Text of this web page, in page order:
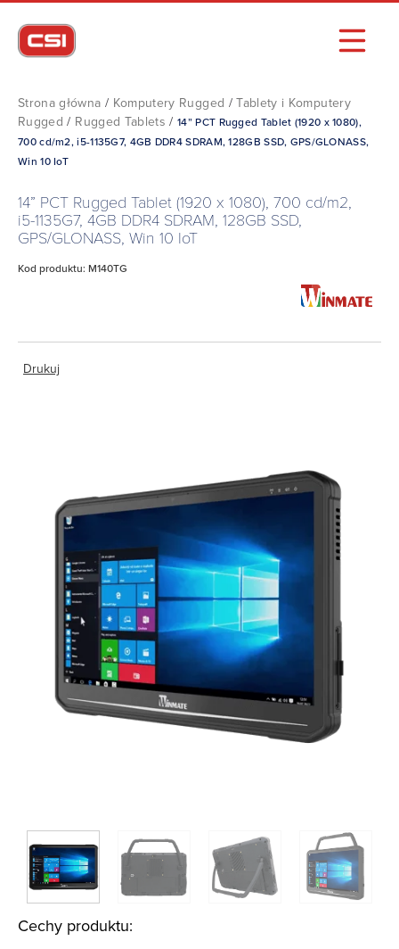
Strona główna / Komputery Rugged /Tablety i Komputery
Rugged / Rugged Tablets /14” PCT Rugged Tablet (1920 x 1080),
700 cd/m2, i5­-1135G7, 4GB DDR4 SDRAM, 128GB SSD, GPS/GLONASS,
Win 10 IoT
14” PCT Rugged Tablet (1920 x 1080), 700 cd/m2,
i5­-1135G7, 4GB DDR4 SDRAM, 128GB SSD,
GPS/GLONASS, Win 10 IoT
Kod produktu: M140TG
Drukuj
Cechy produktu: